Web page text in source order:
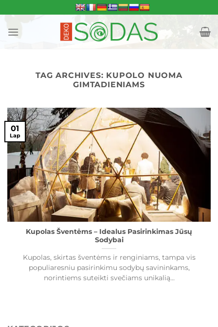
to
content
TAG ARCHIVES: KUPOLO NUOMA
GIMTADIENIAMS
Kupolas Šventėms – Idealus Pasirinkimas Jūsų
Sodybai
Kupolas, skirtas šventėms ir renginiams, tampa vis
populiaresniu pasirinkimu sodybų savininkams,
norintiems suteikti svečiams unikalią...
01
Lap